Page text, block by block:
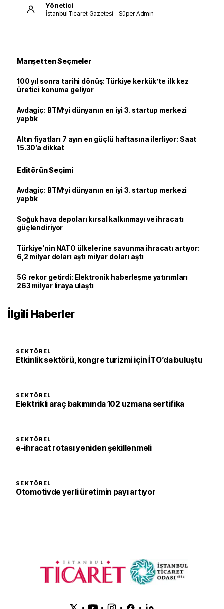
Yönetici
İstanbul Ticaret Gazetesi – Süper Admin
Manşetten Seçmeler
100 yıl sonra tarihi dönüş: Türkiye kerkük’te ilk kez
üretici konuma geliyor
Avdagiç: BTM’yi dünyanın en iyi 3. startup merkezi
yaptık
Altın fiyatları 7 ayın en güçlü haftasına ilerliyor: Saat
15.30’a dikkat
Editörün Seçimi
Avdagiç: BTM’yi dünyanın en iyi 3. startup merkezi
yaptık
Soğuk hava depoları kırsal kalkınmayı ve ihracatı
güçlendiriyor
Türkiye'nin NATO ülkelerine savunma ihracatı artıyor:
6,2 milyar doları aştı milyar doları aştı
5G rekor getirdi: Elektronik haberleşme yatırımları
263 milyar liraya ulaştı
İlgili Haberler
SEKTÖREL
Etkinlik sektörü, kongre turizmi için İTO’da buluştu
SEKTÖREL
Elektrikli araç bakımında 102 uzmana sertifika
SEKTÖREL
e-ihracat rotası yeniden şekillenmeli
SEKTÖREL
Otomotivde yerli üretimin payı artıyor